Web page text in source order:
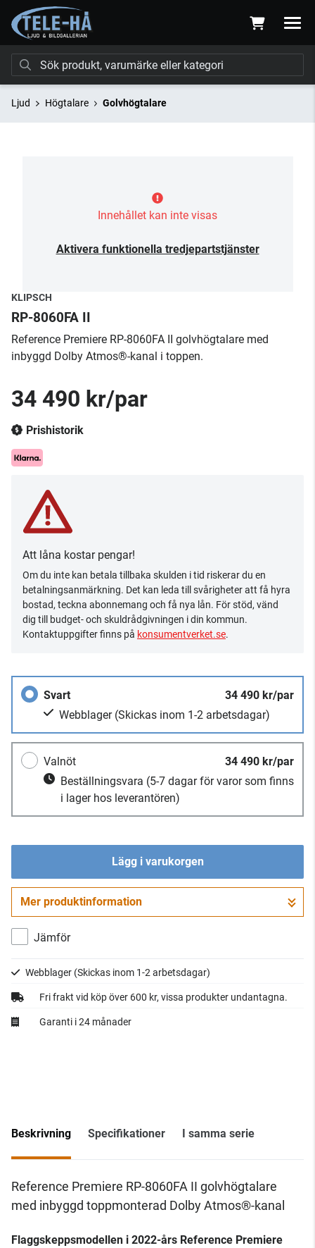
Ljud Högtalare Golvhögtalare
Innehållet kan inte visas
Aktivera funktionella tredjepartstjänster
KLIPSCH
RP-8060FA II
​Reference Premiere RP-8060FA II golvhögtalare med
inbyggd Dolby Atmos®-kanal i toppen.
34 490 kr/par
Prishistorik
Att låna kostar pengar!
Om du inte kan betala tillbaka skulden i tid riskerar du en
betalningsanmärkning. Det kan leda till svårigheter att få hyra
bostad, teckna abonnemang och få nya lån. För stöd, vänd
dig till budget- och skuldrådgivningen i din kommun.
Kontaktuppgifter finns på konsumentverket.se.
Svart
34 490 kr/par
Webblager (Skickas inom 1-2 arbetsdagar)
Valnöt
34 490 kr/par
Beställningsvara (5-7 dagar för varor som finns
i lager hos leverantören)
Lägg i varukorgen
Gå till kassan
Mer produktinformation
Jämför
Webblager (Skickas inom 1-2 arbetsdagar)
Fri frakt vid köp över 600 kr, vissa produkter undantagna.
Garanti i 24 månader
Beskrivning Specifikationer I samma serie
Reference Premiere RP-8060FA II golvhögtalare
med inbyggd toppmonterad Dolby Atmos®-kanal
Flaggskeppsmodellen i 2022-års Reference Premiere